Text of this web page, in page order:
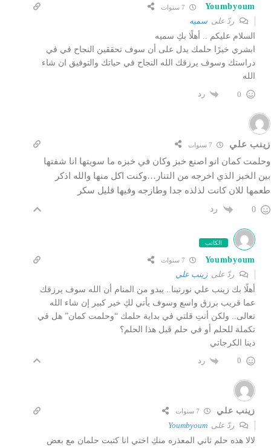
Youmbyoum
ردّ على سميه
السلام عليكم .. أهلًا بكِ سميه
ابشري خيرًا حلمك يدل على أن سوف تحققين النجاح في في
دراستك وسوف يرزقك الله النجاح في حياتك والتوفيق ان شاء
الله
0
رد
زينب علي
وحلمت كمان انو اصنع خبز وكان في خبزه ما سويتها انا شفتها
بين الخبز الذي اخرجه من التنار…وكنت اكل منها والله اذكر
طعمها للان كانت لذلذه جدا وطازجه وفيها قليل سكر
0 رد
الكاتب
Youmbyoum
ردّ علىزينب علي
أهلًا بك زينب علي نورتينا.. يبدو من المنام أن الله سوف يرزقك
عما قريب برزق واسع وسوف يأتي لكِ خير كبير إن شاء الله
تعالى.. ولكن أنتِ قلتي في بداية حلمك “وحلمت كمان” هل في
تكملة للحلم أو في حلم قبل هذا الحلم؟
دينا الكرجاتي
0
رد
زينب علي
ردّ على Youmbyoum
لالا هذه حلم ثاني المعذره منكِ اختي انا كتبت حلمان مع بعض